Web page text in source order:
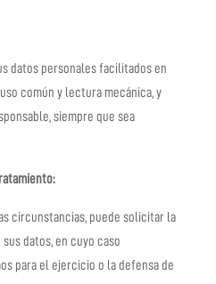
datos personales facilitados en
común y lectura mecánica, y
siempre que sea
circunstancias, puede solicitar la
datos, en cuyo caso
para el ejercicio o la defensa de